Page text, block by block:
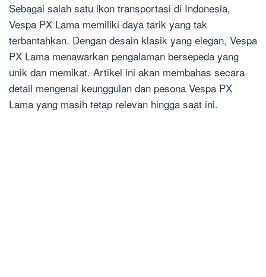
Sebagai salah satu ikon transportasi di Indonesia,
Vespa PX Lama memiliki daya tarik yang tak
terbantahkan. Dengan desain klasik yang elegan, Vespa
PX Lama menawarkan pengalaman bersepeda yang
unik dan memikat. Artikel ini akan membahas secara
detail mengenai keunggulan dan pesona Vespa PX
Lama yang masih tetap relevan hingga saat ini.